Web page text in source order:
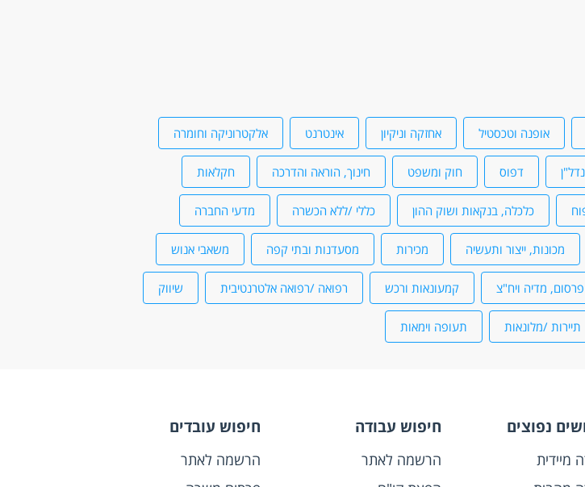
אופנה וטכסטיל אחזקה וניקיון אינטרנט אלקטרוניקה וחומרה
דפוס חוק ומשפט חינוך, הוראה והדרכה חקלאות
כלכלה, בנקאות ושוק ההון כללי /ללא הכשרה מדעי החברה
מכונות, ייצור ותעשיה מכירות מסעדנות ובתי קפה משאבי אנוש
פרסום, מדיה ויח"צ קמעונאות ורכש רפואה /רפואה אלטרנטיבית שיווק
תיירות /מלונאות תעופה וימאות
נפוצים
מיידית
חיפוש עבודה
הרשמה לאתר
חיפוש עובדים
הרשמה לאתר